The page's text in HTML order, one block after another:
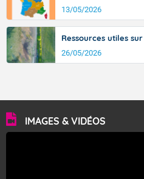
13/05/2026
Ressources utiles
26/05/2026
IMAGES & VIDÉOS